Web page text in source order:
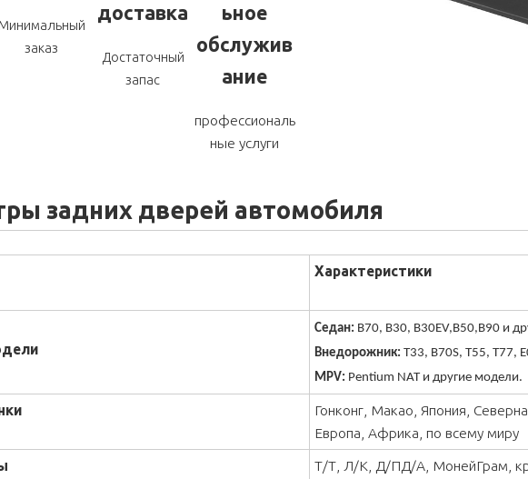
Минимальный
заказ
доставка
Достаточный
запас
ьное
обслужив
ание
профессиональ
ные услуги
задних дверей автомобиля
Характеристики
Седан: B70, B30, B30EV,B50,B90 и
Внедорожник: T33, B70S, T55, T77,
MPV: Pentium NAT и другие модели.
Гонконг, Макао, Япония,
Европа, Африка, по всему миру
Т/Т, Л/К, Д/ПД/А, МонейГрам,